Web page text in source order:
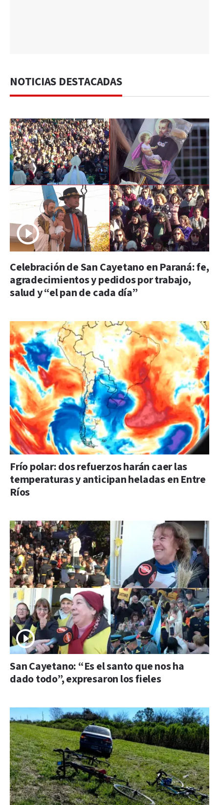
NOTICIAS DESTACADAS
Celebración de San Cayetano en Paraná: fe,
agradecimientos y pedidos por trabajo,
salud y “el pan de cada día”
Frío polar: dos refuerzos harán caer las
temperaturas y anticipan heladas en Entre
Ríos
San Cayetano: “Es el santo que nos ha
dado todo”, expresaron los fieles